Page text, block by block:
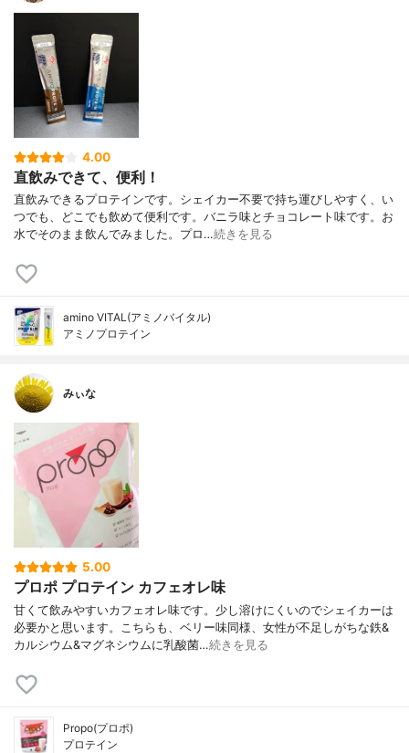
4.00
直飲みできて、便利！
直飲みできるプロテインです。シェイカー不要で持ち運びしやすく、い
つでも、どこでも飲めて便利です。バニラ味とチョコレート味です。お
水でそのまま飲んでみました。プロ…続きを見る
amino VITAL(アミノバイタル)
アミノプロテイン
みぃな
5.00
プロポ プロテイン カフェオレ味
甘くて飲みやすいカフェオレ味です。少し溶けにくいのでシェイカーは
必要かと思います。こちらも、ベリー味同様、女性が不足しがちな鉄&
カルシウム&マグネシウムに乳酸菌…続きを見る
Propo(プロポ)
プロテイン